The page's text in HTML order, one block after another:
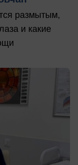
размытым,
и какие